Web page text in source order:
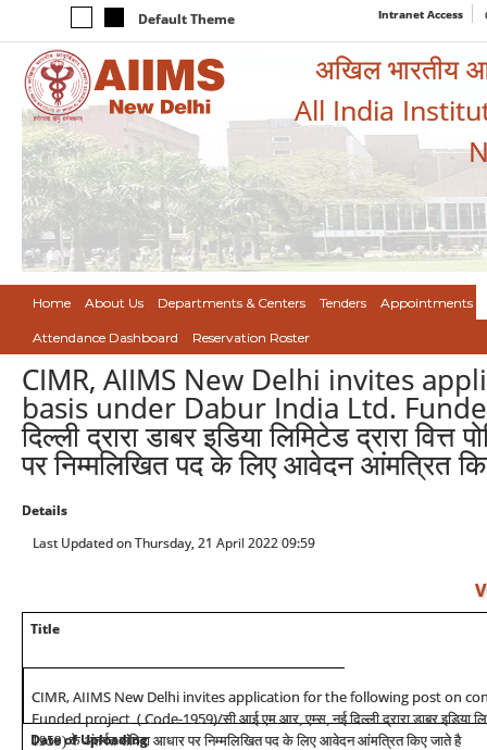
Default Theme Intranet Access
अखिल भारतीय
All India
Home About Us Departments & Centers Tenders Appointments
Attendance Dashboard Reservation Roster
CIMR, AIIMS New Delhi invites
basis under Dabur India Ltd.
दिल्ली द्रारा डाबर इडिया लिमिटेड द्रारा
पर निम्मलिखित पद के लिए आवेदन आंमत्रित
Details
Last Updated on Thursday, 21 April 2022 09:59
Title
CIMR, AIIMS New Delhi invites application for the following post on
Funded project ( Code-1959)/सी.आई.एम.आर, एम्स, नई दिल्ली द्रारा डाबर इडिया
1959) के अंतर्गत संविदा आधार पर निम्मलिखित पद के लिए आवेदन आंमत्रित किए जाते है
Date of Uploading